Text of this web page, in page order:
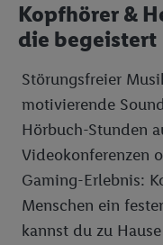
Kopfhörer &
die begeistert
Störungsfreier
motivierende
Hörbuch-Stunden
Videokonferenzen
Gaming-Erlebnis:
Menschen ein
kannst du zu